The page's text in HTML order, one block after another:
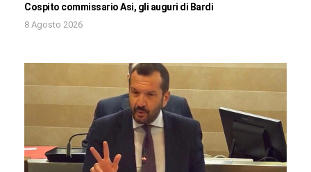
Cospito commissario Asi, gli auguri di Bardi
8 Agosto 2026